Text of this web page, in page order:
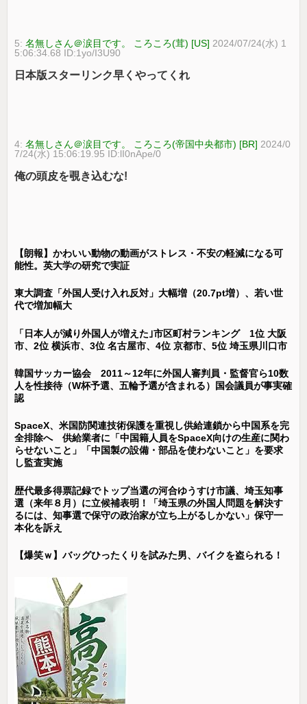
5:名無しさん＠涙目です。 ころころ(茸) [US] 2024/07/24(水) 1
5:06:34.68 ID:1yo/I3U90
日本版スターリンク早くやってくれ
4:名無しさん＠涙目です。 ころころ(帝国中央都市) [BR] 2024/0
7/24(水) 15:06:19.95 ID:lI0nApe/0
俺の頭皮を覗き込むな!
【朗報】かわいい動物の動画がストレス・不安の軽減になる可
能性。英大学の研究で実証
東大調査「外国人受け入れ反対」大幅増（20.7pt増）、若い世
代で増加幅大
「日本人が減り外国人が増えた｣市区町村ランキング 1位 大阪
市、2位 横浜市、3位 名古屋市、4位 京都市、5位 埼玉県川口市
韓国サッカー協会 2011～12年に外国人審判員・監督官ら10数
人を性接待（W杯予選、五輪予選が含まれる）国会議員が事実確
認
SpaceX、米国防関連技術保護を重視し供給連鎖から中国系を完
全排除へ 供給業者に「中国籍人員をSpaceX向けの生産に関わ
らせないこと」「中国製の設備・部品を使わないこと」を要求
し監査実施
歴代最多得票記録でトップ当選の河合ゆうすけ市議、埼玉知事
選（来年８月）に立候補表明！「埼玉県の外国人問題を解決す
るには、知事選で保守の政治家が立ち上がるしかない」保守一
本化を訴え
【爆笑ｗ】バッグひったくりを試みた男、バイクを盗られる！